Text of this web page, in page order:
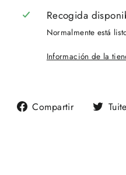
Recogida
Normalmente está
Información de la
Compartir
Compartir